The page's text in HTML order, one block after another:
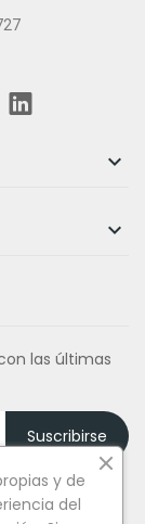


las últimas
Suscribirse
y de
del